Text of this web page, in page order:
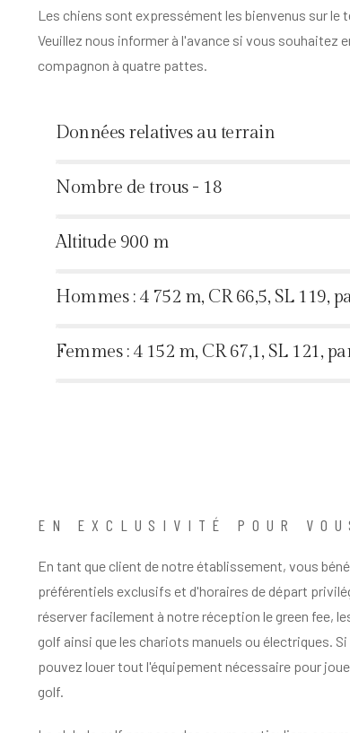
Les chiens sont expressément les bienvenus sur le
Veuillez nous informer à l'avance si vous souhaitez
compagnon à quatre pattes.
Données relatives au terrain
Nombre de trous - 18
Altitude 900 m
Hommes : 4 752 m, CR 66,5, SL 119,
Femmes : 4 152 m, CR 67,1, SL 121,
EN EXCLUSIVITÉ POUR
En tant que client de notre établissement, vous
préférentiels exclusifs et d'horaires de départ
réserver facilement à notre réception le green fee,
golf ainsi que les chariots manuels ou électriques.
pouvez louer tout l'équipement nécessaire pour
golf.